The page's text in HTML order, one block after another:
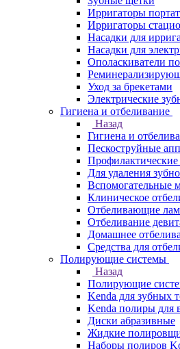
Ирригаторы
Ирригаторы
Насадки для
Насадки для
Ополаскиватели
Уход за брекетами
Электрические
Гигиена и отбеливание
Назад
Гигиена и
Пескоструйные
Для удаления
Вспомогательные
Клиническое
Отбеливающие
Отбеливание
Домашнее
Средства для
Полирующие системы
Назад
Полирующие
Kenda для зубных
Kenda полиры для
Диски абразивные
Жидкие
Наборы полиров